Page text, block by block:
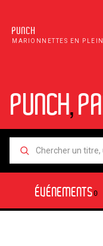
PUNCH
MARIONNETTES EN
PUNCH,
ÉVÉNEMENTS0